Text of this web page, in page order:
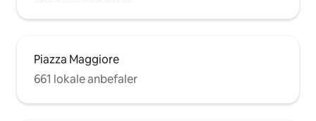
Piazza Maggiore
661 lokale anbefaler